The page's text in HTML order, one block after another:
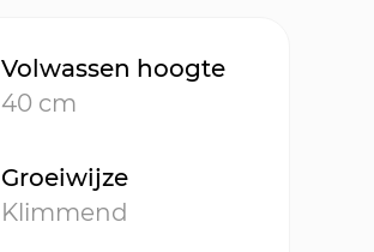
Volwassen hoogte
40 cm
Groeiwijze
Klimmend